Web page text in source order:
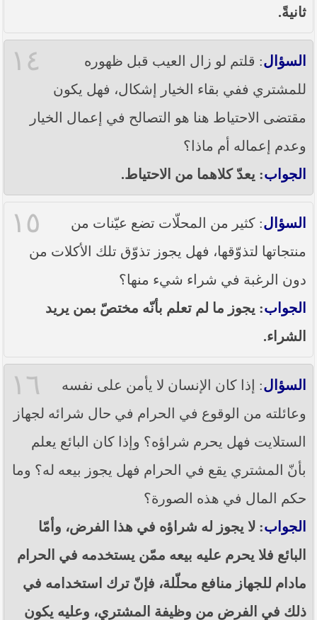
ثانيةً.
١٤ السؤال: قلتم لو زال العيب قبل ظهوره
للمشتري ففي بقاء الخيار إشكال، فهل يكون
مقتضى الاحتياط هنا هو التصالح في إعمال الخيار
وعدم إعماله أم ماذا؟
الجواب: يعدّ كلاهما من الاحتياط.
١٥ السؤال: كثير من المحلّات تضع عيّنات من
منتجاتها لتذوّقها، فهل يجوز تذوّق تلك الأكلات من
دون الرغبة في شراء شيء منها؟
الجواب: يجوز ما لم تعلم بأنّه مختصّ بمن يريد
الشراء.
١٦ السؤال: إذا كان الإنسان لا يأمن على نفسه
وعائلته من الوقوع في الحرام في حال شرائه لجهاز
الستلايت فهل يحرم شراؤه؟ وإذا كان البائع يعلم
بأنّ المشتري يقع في الحرام فهل يجوز بيعه له؟ وما
حكم المال في هذه الصورة؟
الجواب: لا يجوز له شراؤه في هذا الفرض، وأمّا
البائع فلا يحرم عليه بيعه ممّن يستخدمه في الحرام
مادام للجهاز منافع محلّلة، فإنّ ترك استخدامه في
ذلك في الفرض من وظيفة المشتري، وعليه يكون